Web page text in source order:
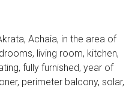
Achaia, in the area of
living room, kitchen,
fully furnished, year of
perimeter balcony, solar,